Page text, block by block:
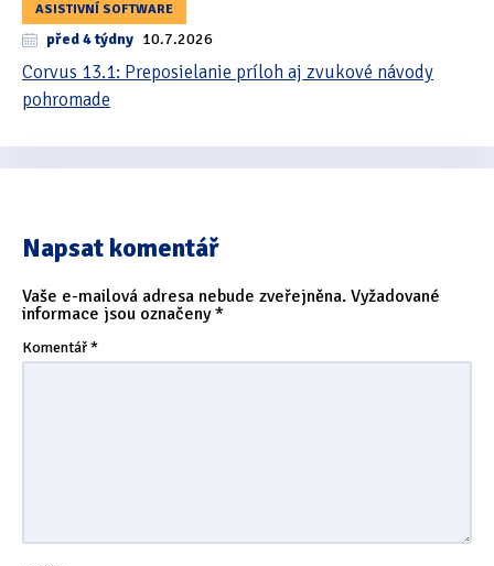
ASISTIVNÍ SOFTWARE
před 4 týdny 10.7.2026
Corvus 13.1: Preposielanie príloh aj zvukové návody
pohromade
Napsat komentář
Vaše e-mailová adresa nebude zveřejněna. Vyžadované
informace jsou označeny*
Komentář*